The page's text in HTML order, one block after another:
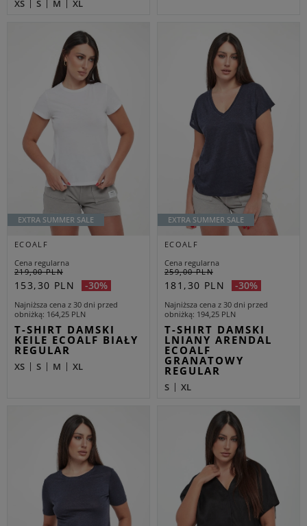
XS S M XL
EXTRA SUMMER SALE
ECOALF
Cena regularna
219,00 PLN
153,30 PLN -30%
Najniższa cena z 30 dni przed
obniżką 164,25 PLN
T-SHIRT DAMSKI
KEILE ECOALF BIAŁY
REGULAR
XS S M XL
EXTRA SUMMER SALE
ECOALF
Cena regularna
259,00 PLN
181,30 PLN -30%
Najniższa cena z 30 dni przed
obniżką 194,25 PLN
T-SHIRT DAMSKI
LNIANY ARENDAL
ECOALF
GRANATOWY
REGULAR
S XL